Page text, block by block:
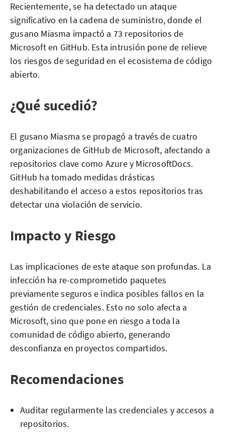
Recientemente, se ha detectado un ataque
significativo en la cadena de suministro, donde el
gusano Miasma impactó a 73 repositorios de
Microsoft en GitHub. Esta intrusión pone de relieve
los riesgos de seguridad en el ecosistema de código
abierto.
¿Qué sucedió?
El gusano Miasma se propagó a través de cuatro
organizaciones de GitHub de Microsoft, afectando a
repositorios clave como Azure y MicrosoftDocs.
GitHub ha tomado medidas drásticas
deshabilitando el acceso a estos repositorios tras
detectar una violación de servicio.
Impacto y Riesgo
Las implicaciones de este ataque son profundas. La
infección ha re-comprometido paquetes
previamente seguros e indica posibles fallos en la
gestión de credenciales. Esto no solo afecta a
Microsoft, sino que pone en riesgo a toda la
comunidad de código abierto, generando
desconfianza en proyectos compartidos.
Recomendaciones
Auditar regularmente las credenciales y accesos a
repositorios.